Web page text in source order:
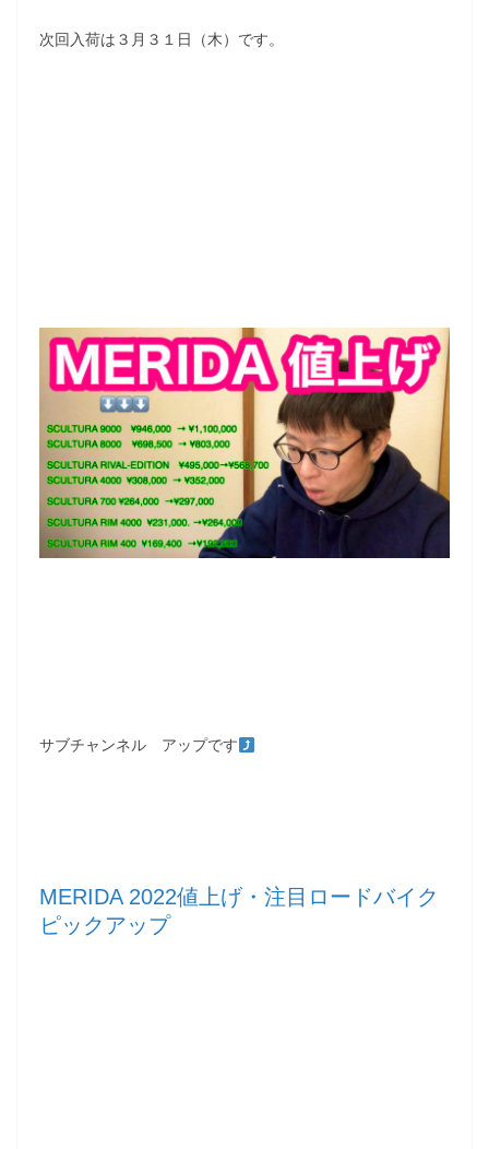
次回入荷は３月３１日（木）です。
サブチャンネル アップです
MERIDA 2022値上げ・注目ロードバイク
ピックアップ